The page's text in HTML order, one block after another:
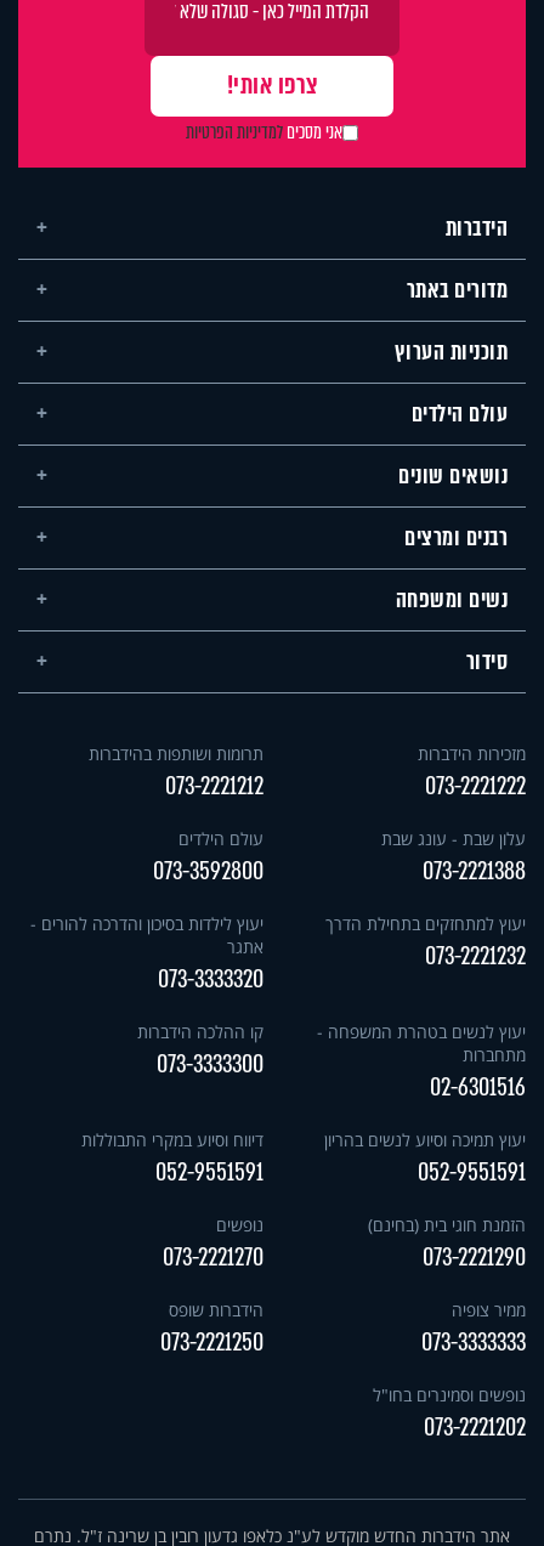
אני מסכיםלמדיניות הפרטיות
הידברות
מדורים באתר
תוכניות הערוץ
עולם הילדים
נושאים שונים
רבנים ומרצים
נשים ומשפחה
סידור
מזכירות הידברות
073-2221222
תרומות ושותפות בהידברות
073-2221212
עלון שבת - עונג שבת
073-2221388
עולם הילדים
073-3592800
יעוץ למתחזקים בתחילת הדרך
073-2221232
יעוץ לילדות בסיכון והדרכה להורים -
אתגר
073-3333320
יעוץ לנשים בטהרת המשפחה -
מתחברות
02-6301516
קו ההלכה הידברות
073-3333300
יעוץ תמיכה וסיוע לנשים בהריון
052-9551591
דיווח וסיוע במקרי התבוללות
052-9551591
הזמנת חוגי בית (בחינם)
073-2221290
נופשים
073-2221270
ממיר צופיה
073-3333333
הידברות שופס
073-2221250
נופשים וסמינרים בחו"ל
073-2221202
אתר הידברות החדש מוקדש לע"נ כלאפו גדעון רובין בן שרינה ז"ל. נתרם